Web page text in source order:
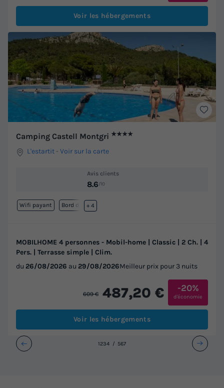
Voir les hébergements
Camping Castell Montgri ★★★★
L'estartit -Voir sur la carte
Avis clients
8.6/10
Wifi payant Bord de mer
+ 4
MOBILHOME 4 personnes - Mobil-home | Classic | 2 Ch. | 4
Pers. | Terrasse simple | Clim.
du 26/08/2026 au 29/08/2026Meilleur prix pour 3 nuits
609 € 487,20 € -20%
d'économie
Voir les hébergements
1234 567